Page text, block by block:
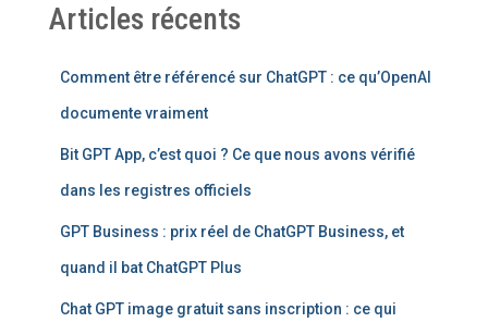
e
Articles récents
Comment être référencé sur ChatGPT : ce qu’OpenAI
documente vraiment
Bit GPT App, c’est quoi ? Ce que nous avons vérifié
dans les registres officiels
GPT Business : prix réel de ChatGPT Business, et
quand il bat ChatGPT Plus
Chat GPT image gratuit sans inscription : ce qui